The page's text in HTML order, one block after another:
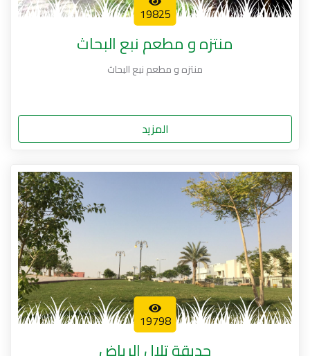
19825
منتزه و مطعم نبع البحاث
منتزه و مطعم نبع البحاث
المزيد
19798